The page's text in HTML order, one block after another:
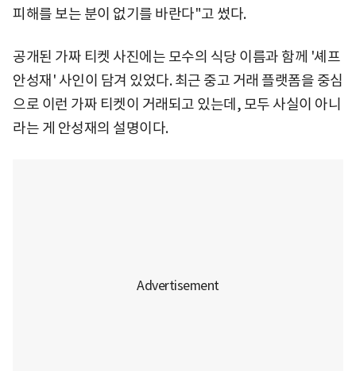
피해를 보는 분이 없기를 바란다"고 썼다.
공개된 가짜 티켓 사진에는 모수의 식당 이름과 함께 '셰프
안성재' 사인이 담겨 있었다. 최근 중고 거래 플랫폼을 중심
으로 이런 가짜 티켓이 거래되고 있는데, 모두 사실이 아니
라는 게 안성재의 설명이다.